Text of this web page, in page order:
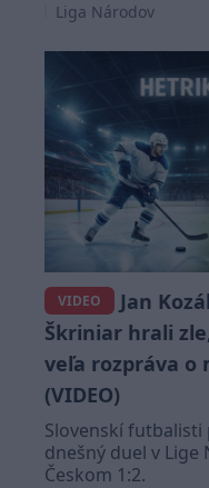
Liga Národov
VIDEO
Jan
Škriniar hrali
veľa rozpráva o
(VIDEO)
Slovenskí futbalisti
dnešný duel v Lige
Českom 1:2.